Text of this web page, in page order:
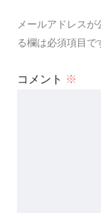
メールアドレスが
る欄は必須項目で
コメント ※